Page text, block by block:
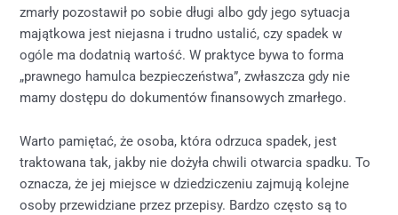
zmarły pozostawił po sobie długi albo gdy jego sytuacja
majątkowa jest niejasna i trudno ustalić, czy spadek w
ogóle ma dodatnią wartość. W praktyce bywa to forma
„prawnego hamulca bezpieczeństwa”, zwłaszcza gdy nie
mamy dostępu do dokumentów finansowych zmarłego.
Warto pamiętać, że osoba, która odrzuca spadek, jest
traktowana tak, jakby nie dożyła chwili otwarcia spadku. To
oznacza, że jej miejsce w dziedziczeniu zajmują kolejne
osoby przewidziane przez przepisy. Bardzo często są to